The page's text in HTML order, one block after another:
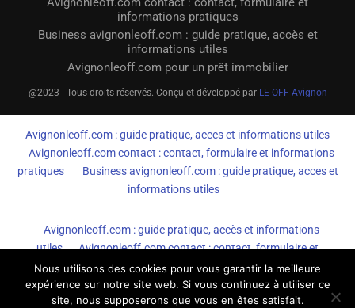
informations pratiques
Business avignonleoff.com : guide pratique, accès et
informations utiles
Avignonleoff.com pour un prêt immobilier
@2023 - Tous droits réservés. Conçu et développé par LE OFF Avignon
Avignonleoff.com : guide pratique, acces et informations utiles
Avignonleoff.com contact : contact, formulaire et informations
pratiques
Business avignonleoff.com : guide pratique, acces et
informations utiles
Avignonleoff.com : guide pratique, accès et informations
utiles
Avignonleoff.com contact : contact, formulaire et
informations pratiques
Business avignonleoff.com : guide
pratique, accès et informations utiles
Nous utilisons des cookies pour vous garantir la meilleure
expérience sur notre site web. Si vous continuez à utiliser ce
site, nous supposerons que vous en êtes satisfait.